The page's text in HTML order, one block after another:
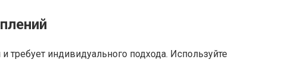
индивидуального подхода. Используйте